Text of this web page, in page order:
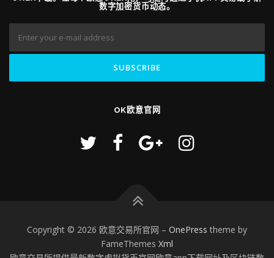
数字加密货币动态。
OK欧意官网
Copyright © 2026 欧意交易所官网 – OnePress theme by
FameThemes Xml